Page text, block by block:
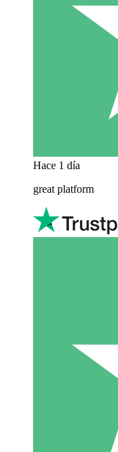
Hace 1 día
great platform